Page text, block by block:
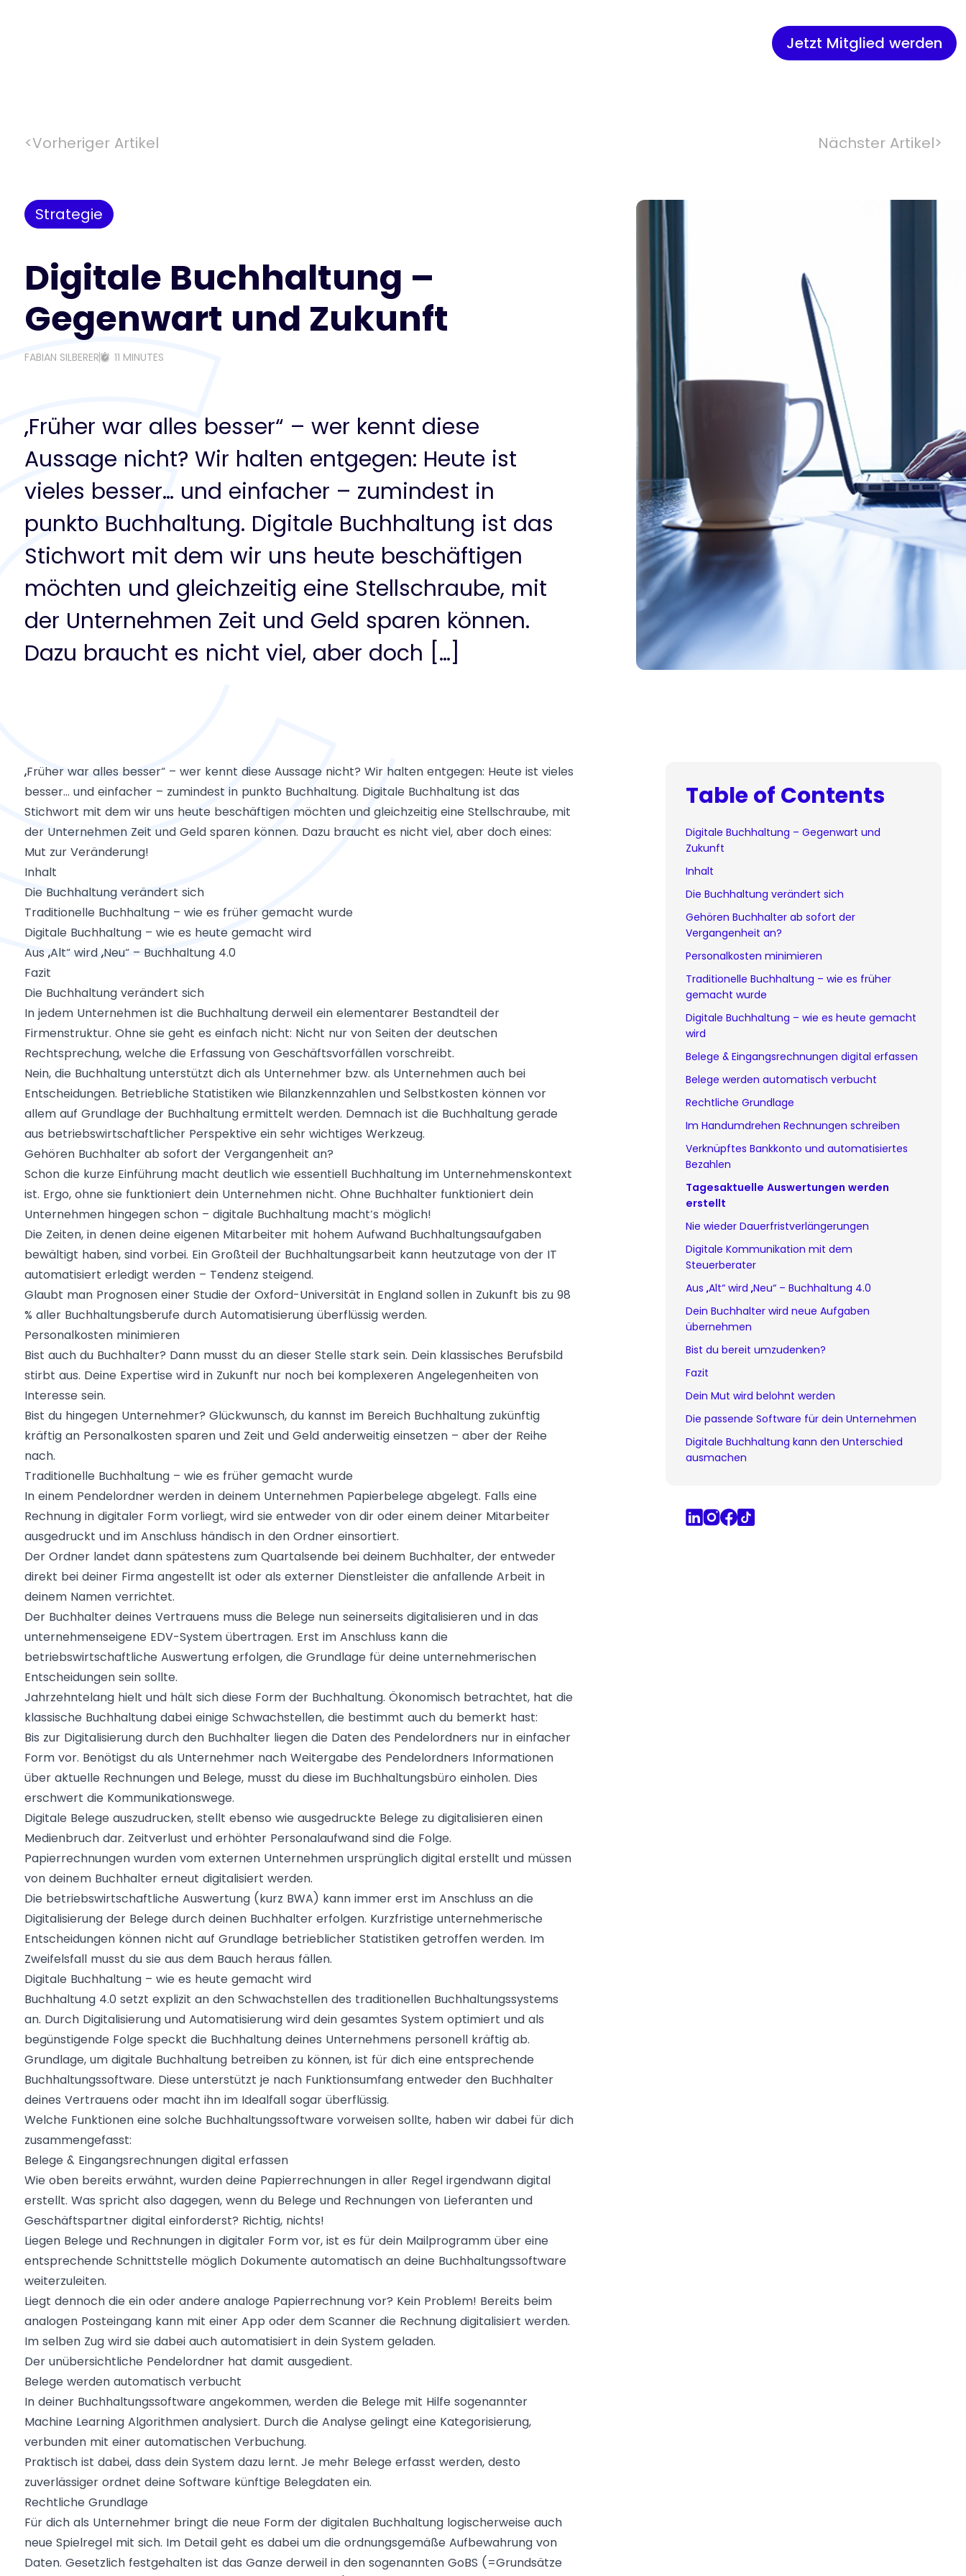
Jetzt Mitglied werden
<Vorheriger Artikel Nächster Artikel>
Strategie
Digitale Buchhaltung –
Gegenwart und Zukunft
FABIAN SILBERER 11 MINUTES
„Früher war alles besser“ – wer kennt diese
Aussage nicht? Wir halten entgegen: Heute ist
vieles besser… und einfacher – zumindest in
punkto Buchhaltung. Digitale Buchhaltung ist das
Stichwort mit dem wir uns heute beschäftigen
möchten und gleichzeitig eine Stellschraube, mit
der Unternehmen Zeit und Geld sparen können.
Dazu braucht es nicht viel, aber doch […]
Table of Contents
Digitale Buchhaltung – Gegenwart und
Zukunft
Inhalt
Die Buchhaltung verändert sich
Gehören Buchhalter ab sofort der
Vergangenheit an?
Personalkosten minimieren
Traditionelle Buchhaltung – wie es früher
gemacht wurde
Digitale Buchhaltung – wie es heute gemacht
wird
Belege & Eingangsrechnungen digital erfassen
Belege werden automatisch verbucht
Rechtliche Grundlage
Im Handumdrehen Rechnungen schreiben
Verknüpftes Bankkonto und automatisiertes
Bezahlen
Tagesaktuelle Auswertungen werden
erstellt
Nie wieder Dauerfristverlängerungen
Digitale Kommunikation mit dem
Steuerberater
Aus „Alt“ wird „Neu“ – Buchhaltung 4.0
Dein Buchhalter wird neue Aufgaben
übernehmen
Bist du bereit umzudenken?
Fazit
Dein Mut wird belohnt werden
Die passende Software für dein Unternehmen
Digitale Buchhaltung kann den Unterschied
ausmachen
„Früher war alles besser“ – wer kennt diese Aussage nicht? Wir halten entgegen: Heute ist vieles
besser… und einfacher – zumindest in punkto Buchhaltung. Digitale Buchhaltung ist das
Stichwort mit dem wir uns heute beschäftigen möchten und gleichzeitig eine Stellschraube, mit
der Unternehmen Zeit und Geld sparen können. Dazu braucht es nicht viel, aber doch eines:
Mut zur Veränderung!
Inhalt
Die Buchhaltung verändert sich
Traditionelle Buchhaltung – wie es früher gemacht wurde
Digitale Buchhaltung – wie es heute gemacht wird
Aus „Alt“ wird „Neu“ – Buchhaltung 4.0
Fazit
Die Buchhaltung verändert sich
In jedem Unternehmen ist die Buchhaltung derweil ein elementarer Bestandteil der
Firmenstruktur. Ohne sie geht es einfach nicht: Nicht nur von Seiten der deutschen
Rechtsprechung, welche die Erfassung von Geschäftsvorfällen vorschreibt.
Nein, die Buchhaltung unterstützt dich als Unternehmer bzw. als Unternehmen auch bei
Entscheidungen. Betriebliche Statistiken wie Bilanzkennzahlen und Selbstkosten können vor
allem auf Grundlage der Buchhaltung ermittelt werden. Demnach ist die Buchhaltung gerade
aus betriebswirtschaftlicher Perspektive ein sehr wichtiges Werkzeug.
Gehören Buchhalter ab sofort der Vergangenheit an?
Schon die kurze Einführung macht deutlich wie essentiell Buchhaltung im Unternehmenskontext
ist. Ergo, ohne sie funktioniert dein Unternehmen nicht. Ohne Buchhalter funktioniert dein
Unternehmen hingegen schon – digitale Buchhaltung macht‘s möglich!
Die Zeiten, in denen deine eigenen Mitarbeiter mit hohem Aufwand Buchhaltungsaufgaben
bewältigt haben, sind vorbei. Ein Großteil der Buchhaltungsarbeit kann heutzutage von der IT
automatisiert erledigt werden – Tendenz steigend.
Glaubt man Prognosen einer Studie der Oxford-Universität in England sollen in Zukunft bis zu 98
% aller Buchhaltungsberufe durch Automatisierung überflüssig werden.
Personalkosten minimieren
Bist auch du Buchhalter? Dann musst du an dieser Stelle stark sein. Dein klassisches Berufsbild
stirbt aus. Deine Expertise wird in Zukunft nur noch bei komplexeren Angelegenheiten von
Interesse sein.
Bist du hingegen Unternehmer? Glückwunsch, du kannst im Bereich Buchhaltung zukünftig
kräftig an Personalkosten sparen und Zeit und Geld anderweitig einsetzen – aber der Reihe
nach.
Traditionelle Buchhaltung – wie es früher gemacht wurde
In einem Pendelordner werden in deinem Unternehmen Papierbelege abgelegt. Falls eine
Rechnung in digitaler Form vorliegt, wird sie entweder von dir oder einem deiner Mitarbeiter
ausgedruckt und im Anschluss händisch in den Ordner einsortiert.
Der Ordner landet dann spätestens zum Quartalsende bei deinem Buchhalter, der entweder
direkt bei deiner Firma angestellt ist oder als externer Dienstleister die anfallende Arbeit in
deinem Namen verrichtet.
Der Buchhalter deines Vertrauens muss die Belege nun seinerseits digitalisieren und in das
unternehmenseigene EDV-System übertragen. Erst im Anschluss kann die
betriebswirtschaftliche Auswertung erfolgen, die Grundlage für deine unternehmerischen
Entscheidungen sein sollte.
Jahrzehntelang hielt und hält sich diese Form der Buchhaltung. Ökonomisch betrachtet, hat die
klassische Buchhaltung dabei einige Schwachstellen, die bestimmt auch du bemerkt hast:
Bis zur Digitalisierung durch den Buchhalter liegen die Daten des Pendelordners nur in einfacher
Form vor. Benötigst du als Unternehmer nach Weitergabe des Pendelordners Informationen
über aktuelle Rechnungen und Belege, musst du diese im Buchhaltungsbüro einholen. Dies
erschwert die Kommunikationswege.
Digitale Belege auszudrucken, stellt ebenso wie ausgedruckte Belege zu digitalisieren einen
Medienbruch dar. Zeitverlust und erhöhter Personalaufwand sind die Folge.
Papierrechnungen wurden vom externen Unternehmen ursprünglich digital erstellt und müssen
von deinem Buchhalter erneut digitalisiert werden.
Die betriebswirtschaftliche Auswertung (kurz BWA) kann immer erst im Anschluss an die
Digitalisierung der Belege durch deinen Buchhalter erfolgen. Kurzfristige unternehmerische
Entscheidungen können nicht auf Grundlage betrieblicher Statistiken getroffen werden. Im
Zweifelsfall musst du sie aus dem Bauch heraus fällen.
Digitale Buchhaltung – wie es heute gemacht wird
Buchhaltung 4.0 setzt explizit an den Schwachstellen des traditionellen Buchhaltungssystems
an. Durch Digitalisierung und Automatisierung wird dein gesamtes System optimiert und als
begünstigende Folge speckt die Buchhaltung deines Unternehmens personell kräftig ab.
Grundlage, um digitale Buchhaltung betreiben zu können, ist für dich eine entsprechende
Buchhaltungssoftware. Diese unterstützt je nach Funktionsumfang entweder den Buchhalter
deines Vertrauens oder macht ihn im Idealfall sogar überflüssig.
Welche Funktionen eine solche Buchhaltungssoftware vorweisen sollte, haben wir dabei für dich
zusammengefasst:
Belege & Eingangsrechnungen digital erfassen
Wie oben bereits erwähnt, wurden deine Papierrechnungen in aller Regel irgendwann digital
erstellt. Was spricht also dagegen, wenn du Belege und Rechnungen von Lieferanten und
Geschäftspartner digital einforderst? Richtig, nichts!
Liegen Belege und Rechnungen in digitaler Form vor, ist es für dein Mailprogramm über eine
entsprechende Schnittstelle möglich Dokumente automatisch an deine Buchhaltungssoftware
weiterzuleiten.
Liegt dennoch die ein oder andere analoge Papierrechnung vor? Kein Problem! Bereits beim
analogen Posteingang kann mit einer App oder dem Scanner die Rechnung digitalisiert werden.
Im selben Zug wird sie dabei auch automatisiert in dein System geladen.
Der unübersichtliche Pendelordner hat damit ausgedient.
Belege werden automatisch verbucht
In deiner Buchhaltungssoftware angekommen, werden die Belege mit Hilfe sogenannter
Machine Learning Algorithmen analysiert. Durch die Analyse gelingt eine Kategorisierung,
verbunden mit einer automatischen Verbuchung.
Praktisch ist dabei, dass dein System dazu lernt. Je mehr Belege erfasst werden, desto
zuverlässiger ordnet deine Software künftige Belegdaten ein.
Rechtliche Grundlage
Für dich als Unternehmer bringt die neue Form der digitalen Buchhaltung logischerweise auch
neue Spielregel mit sich. Im Detail geht es dabei um die ordnungsgemäße Aufbewahrung von
Daten. Gesetzlich festgehalten ist das Ganze derweil in den sogenannten GoBS (=Grundsätze